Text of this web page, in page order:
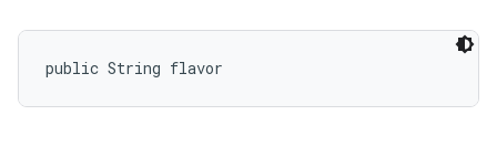
public String flavor